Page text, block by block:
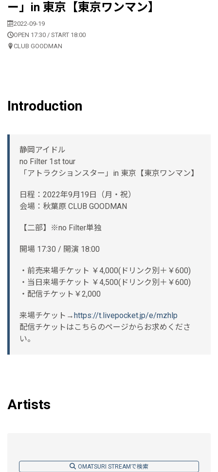
ー」in 東京【東京ワンマン】
2022-09-19
OPEN 17:30 / START 18:00
CLUB GOODMAN
Introduction
静岡アイドル
no Filter 1st tour
「アトラクションスター」in 東京【東京ワンマン】
日程：2022年9月19日（月・祝）
会場：秋葉原 CLUB GOODMAN
【二部】※no Filter単独
開場 17:30 / 開演 18:00
・前売来場チケット ￥4,000(ドリンク別＋￥600)
・当日来場チケット ￥4,500(ドリンク別＋￥600)
・配信チケット￥2,000
来場チケット→https://t.livepocket.jp/e/mzhlp
配信チケットはこちらのページからお求めくださ
い。
Artists
OMATSURI STREAMで検索